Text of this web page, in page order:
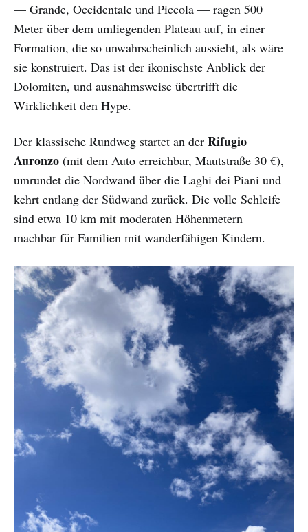
— Grande, Occidentale und Piccola — ragen 500
Meter über dem umliegenden Plateau auf, in einer
Formation, die so unwahrscheinlich aussieht, als wäre
sie konstruiert. Das ist der ikonischste Anblick der
Dolomiten, und ausnahmsweise übertrifft die
Wirklichkeit den Hype.
Der klassische Rundweg startet an der Rifugio
Auronzo (mit dem Auto erreichbar, Mautstraße 30 €),
umrundet die Nordwand über die Laghi dei Piani und
kehrt entlang der Südwand zurück. Die volle Schleife
sind etwa 10 km mit moderaten Höhenmetern —
machbar für Familien mit wanderfähigen Kindern.